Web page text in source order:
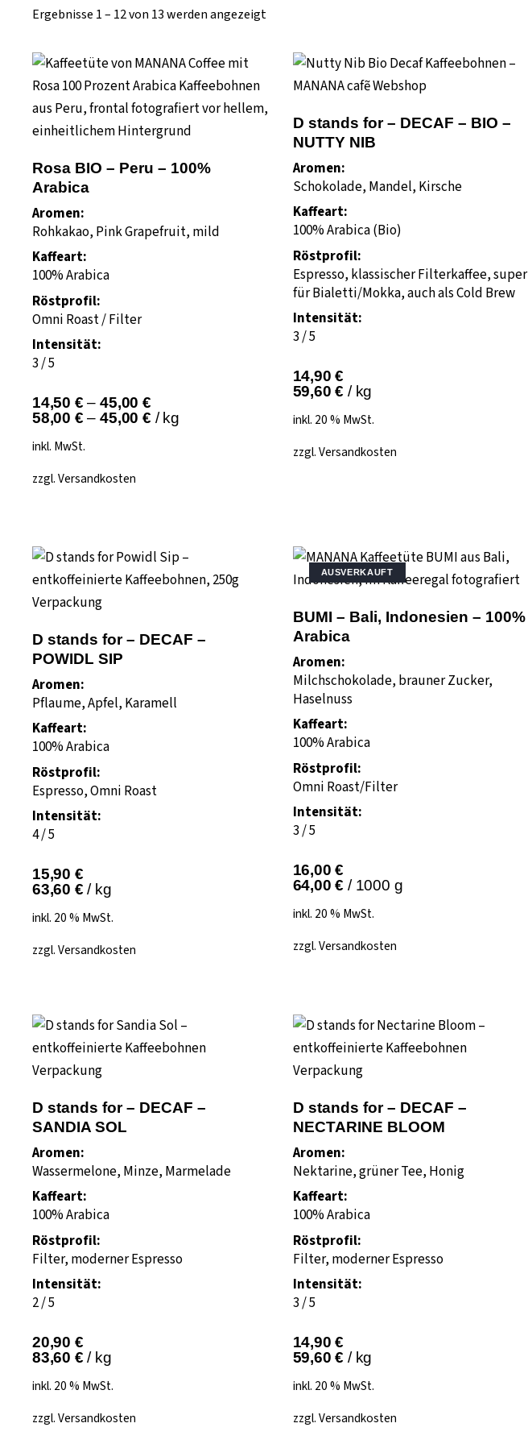
Ergebnisse 1 – 12 von 13 werden angezeigt
Rosa BIO – Peru – 100%
Arabica
Aromen:
Rohkakao, Pink Grapefruit, mild
Kaffeart:
100% Arabica
Röstprofil:
Omni Roast / Filter
Intensität:
3 / 5
14,50 € –45,00 €
58,00 € –45,00 € /kg
inkl. MwSt.
zzgl.Versandkosten
D stands for – DECAF – BIO –
NUTTY NIB
Aromen:
Schokolade, Mandel, Kirsche
Kaffeart:
100% Arabica (Bio)
Röstprofil:
Espresso, klassischer Filterkaffee, super
für Bialetti/Mokka, auch als Cold Brew
Intensität:
3 / 5
14,90€
59,60€ / kg
inkl. 20 % MwSt.
zzgl.Versandkosten
D stands for – DECAF –
POWIDL SIP
Aromen:
Pflaume, Apfel, Karamell
Kaffeart:
100% Arabica
Röstprofil:
Espresso, Omni Roast
Intensität:
4 / 5
15,90 €
63,60 € / kg
inkl. 20 % MwSt.
zzgl.Versandkosten
AUSVERKAUFT
BUMI – Bali, Indonesien – 100%
Arabica
Aromen:
Milchschokolade, brauner Zucker,
Haselnuss
Kaffeart:
100% Arabica
Röstprofil:
Omni Roast/Filter
Intensität:
3 / 5
16,00€
64,00€ / 1000 g
inkl. 20 % MwSt.
zzgl.Versandkosten
D stands for – DECAF –
SANDIA SOL
Aromen:
Wassermelone, Minze, Marmelade
Kaffeart:
100% Arabica
Röstprofil:
Filter, moderner Espresso
Intensität:
2 / 5
20,90 €
83,60 € / kg
inkl. 20 % MwSt.
zzgl.Versandkosten
D stands for – DECAF –
NECTARINE BLOOM
Aromen:
Nektarine, grüner Tee, Honig
Kaffeart:
100% Arabica
Röstprofil:
Filter, moderner Espresso
Intensität:
3 / 5
14,90€
59,60€ / kg
inkl. 20 % MwSt.
zzgl.Versandkosten